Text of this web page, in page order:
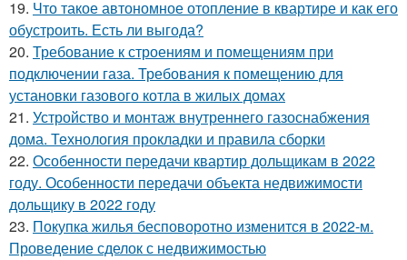
19. Что такое автономное отопление в квартире и как его
обустроить. Есть ли выгода?
20. Требование к строениям и помещениям при
подключении газа. Требования к помещению для
установки газового котла в жилых домах
21. Устройство и монтаж внутреннего газоснабжения
дома. Технология прокладки и правила сборки
22. Особенности передачи квартир дольщикам в 2022
году. Особенности передачи объекта недвижимости
дольщику в 2022 году
23. Покупка жилья бесповоротно изменится в 2022-м.
Проведение сделок с недвижимостью